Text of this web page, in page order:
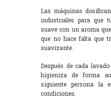
Las máquinas
industriales para que
suave con un aroma
que no hace falta que
suavizante.
Después de cada
higieniza de forma
siguiente persona la
condiciones.